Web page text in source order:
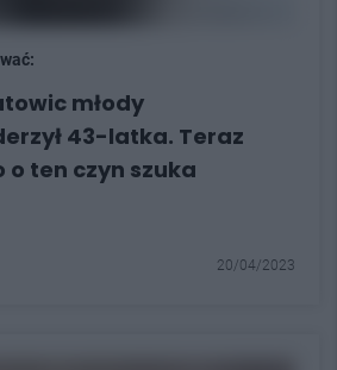
młody
43-latka. Teraz
ten czyn szuka
20/04/2023